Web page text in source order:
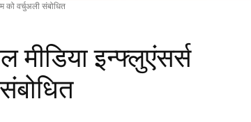
को वर्चुअली संबोधित
मीडिया इन्फ्लुएंसर्स